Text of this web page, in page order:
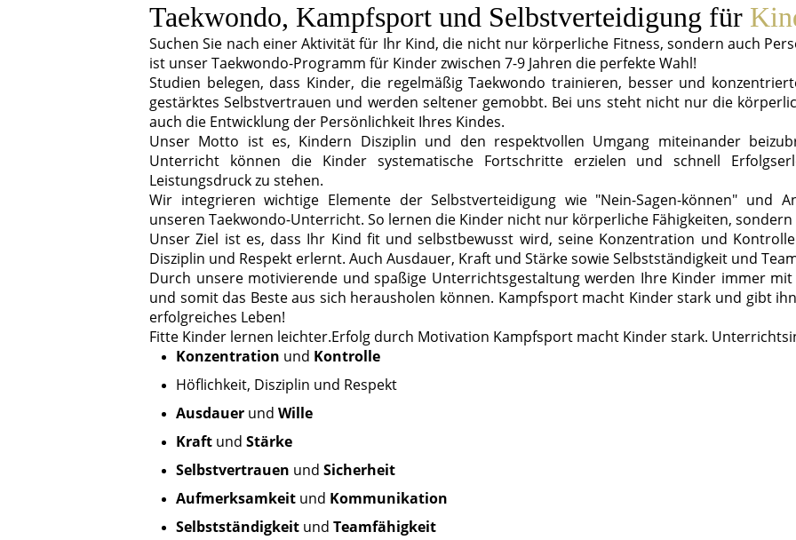
Taekwondo, Kampfsport und Selbstverteidigung für
Suchen Sie nach einer Aktivität für Ihr Kind, die nicht nur körperliche Fitness, sondern auch
ist unser Taekwondo-Programm für Kinder zwischen 7-9 Jahren die perfekte Wahl!
Studien belegen, dass Kinder, die regelmäßig Taekwondo trainieren, besser und
gestärktes Selbstvertrauen und werden seltener gemobbt. Bei uns steht nicht nur die
auch die Entwicklung der Persönlichkeit Ihres Kindes.
Unser Motto ist es, Kindern Disziplin und den respektvollen Umgang miteinander
Unterricht können die Kinder systematische Fortschritte erzielen und schnell
Leistungsdruck zu stehen.
Wir integrieren wichtige Elemente der Selbstverteidigung wie "Nein-Sagen-können" und
unseren Taekwondo-Unterricht. So lernen die Kinder nicht nur körperliche Fähigkeiten,
Unser Ziel ist es, dass Ihr Kind fit und selbstbewusst wird, seine Konzentration und
Disziplin und Respekt erlernt. Auch Ausdauer, Kraft und Stärke sowie Selbstständigkeit und
Durch unsere motivierende und spaßige Unterrichtsgestaltung werden Ihre Kinder immer
und somit das Beste aus sich herausholen können. Kampfsport macht Kinder stark und gibt
erfolgreiches Leben!
Fitte Kinder lernen leichter.Erfolg durch Motivation Kampfsport macht Kinder stark.
Konzentration und Kontrolle
Höflichkeit, Disziplin und Respekt
Ausdauer und Wille
Kraft und Stärke
Selbstvertrauen und Sicherheit
Aufmerksamkeit und Kommunikation
Selbstständigkeit und Teamfähigkeit